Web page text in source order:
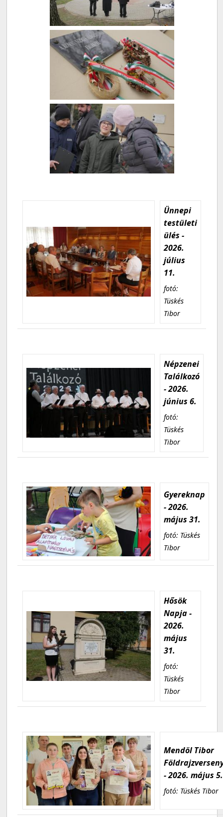
Ünnepi
testületi
ülés -
2026.
július
11.
fotó:
Tüskés
Tibor
Népzenei
Találkozó
- 2026.
június 6.
fotó:
Tüskés
Tibor
Gyereknap
- 2026.
május 31.
fotó: Tüskés
Tibor
Hősök
Napja -
2026.
május
31.
fotó:
Tüskés
Tibor
Mendöl Tibor
- 2026. május 5.
fotó: Tüskés Tibor